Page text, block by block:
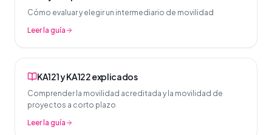
Cómo evaluar y elegir un intermediario de movilidad
Leer la guía
KA121 y KA122 explicados
Comprender la movilidad acreditada y la movilidad de
proyectos a corto plazo
Leer la guía